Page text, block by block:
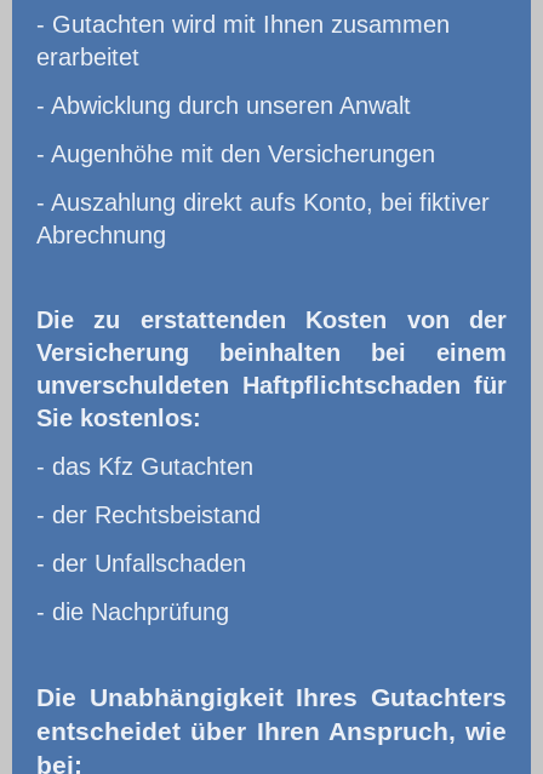
- Gutachten wird mit Ihnen zusammen
erarbeitet
- Abwicklung durch unseren Anwalt
- Augenhöhe mit den Versicherungen
- Auszahlung direkt aufs Konto, bei fiktiver
Abrechnung
Die zu erstattenden Kosten von der
Versicherung beinhalten bei einem
unverschuldeten Haftpflichtschaden für
Sie kostenlos:
- das Kfz Gutachten
- der Rechtsbeistand
- der Unfallschaden
- die Nachprüfung
Die Unabhängigkeit Ihres Gutachters
entscheidet über Ihren Anspruch, wie
bei: